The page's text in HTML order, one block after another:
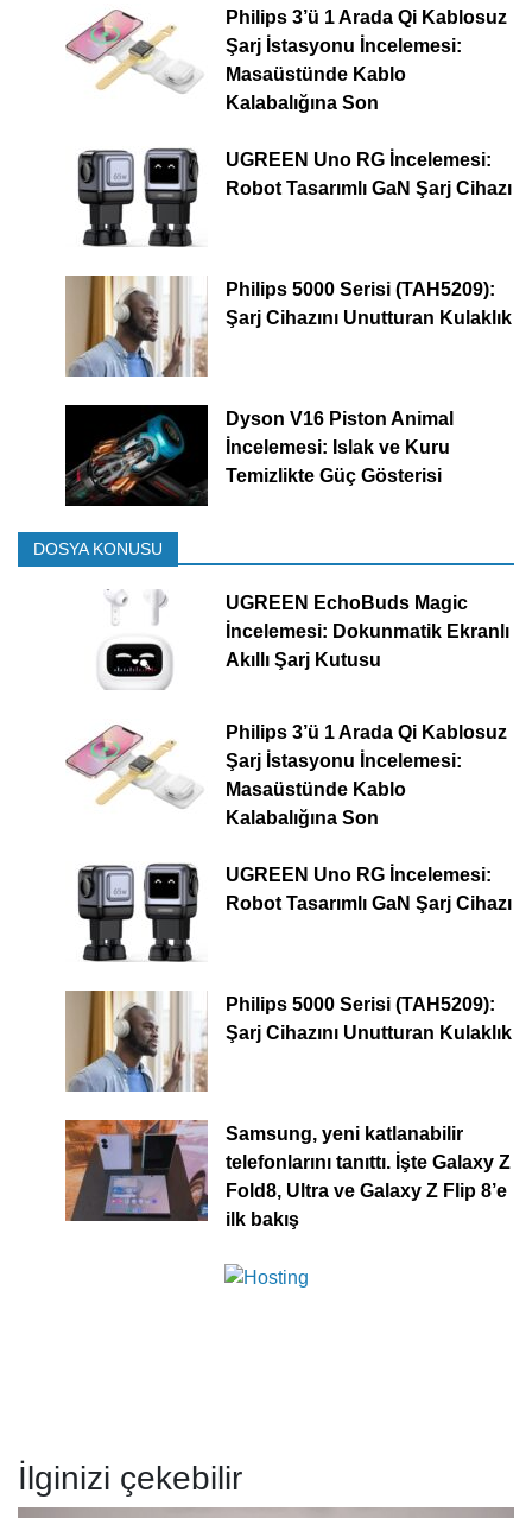
Philips 3’ü 1 Arada Qi Kablosuz
Şarj İstasyonu İncelemesi:
Masaüstünde Kablo
Kalabalığına Son
UGREEN Uno RG İncelemesi:
Robot Tasarımlı GaN Şarj Cihazı
Philips 5000 Serisi (TAH5209):
Şarj Cihazını Unutturan Kulaklık
Dyson V16 Piston Animal
İncelemesi: Islak ve Kuru
Temizlikte Güç Gösterisi
DOSYA KONUSU
UGREEN EchoBuds Magic
İncelemesi: Dokunmatik Ekranlı
Akıllı Şarj Kutusu
Philips 3’ü 1 Arada Qi Kablosuz
Şarj İstasyonu İncelemesi:
Masaüstünde Kablo
Kalabalığına Son
UGREEN Uno RG İncelemesi:
Robot Tasarımlı GaN Şarj Cihazı
Philips 5000 Serisi (TAH5209):
Şarj Cihazını Unutturan Kulaklık
Samsung, yeni katlanabilir
telefonlarını tanıttı. İşte Galaxy Z
Fold8, Ultra ve Galaxy Z Flip 8’e
ilk bakış
İlginizi çekebilir